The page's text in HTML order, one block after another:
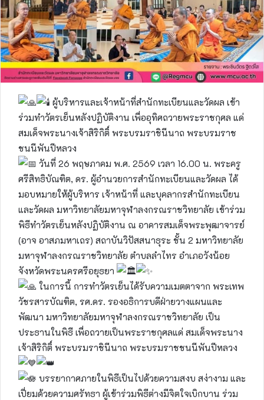
ผู้บริหารและเจ้าหน้าที่สำนักทะเบียนและวัดผล เข้า
ร่วมทำวัตรเย็นหลังปฏิบัติงาน เพื่ออุทิศถวายพระราชกุศล แด่
สมเด็จพระนางเจ้าสิริกิติ์ พระบรมราชินีนาถ พระบรมราช
ชนนีพันปีหลวง
วันที่ 26 พฤษภาคม พ.ศ. 2569 เวลา 16.00 น. พระครู
ศรีสิทธิบัณฑิต, ดร. ผู้อำนวยการสำนักทะเบียนและวัดผล ได้
มอบหมายให้ผู้บริหาร เจ้าหน้าที่ และบุคลากรสำนักทะเบียน
และวัดผล มหาวิทยาลัยมหาจุฬาลงกรณราชวิทยาลัย เข้าร่วม
พิธีทำวัตรเย็นหลังปฏิบัติงาน ณ อาคารสมเด็จพระพุฒาจารย์
(อาจ อาสภมหาเถร) สถาบันวิปัสสนาธุระ ชั้น 2 มหาวิทยาลัย
มหาจุฬาลงกรณราชวิทยาลัย ตำบลลำไทร อำเภอวังน้อย
จังหวัดพระนครศรีอยุธยา
ในการนี้ การทำวัตรเย็นได้รับความเมตตาจาก พระเทพ
วัชรสารบัณฑิต, รศ.ดร. รองอธิการบดีฝ่ายวางแผนและ
พัฒนา มหาวิทยาลัยมหาจุฬาลงกรณราชวิทยาลัย เป็น
ประธานในพิธี เพื่อถวายเป็นพระราชกุศลแด่ สมเด็จพระนาง
เจ้าสิริกิติ์ พระบรมราชินีนาถ พระบรมราชชนนีพันปีหลวง
บรรยากาศภายในพิธีเป็นไปด้วยความสงบ สง่างาม และ
เปี่ยมด้วยความศรัทธา ผู้เข้าร่วมพิธีต่างมีจิตใจเบิกบาน ร่วม